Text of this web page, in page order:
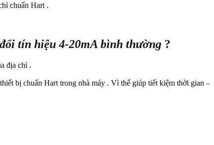
chuẩn Hart .
tín hiệu 4-20mA bình thường ?
địa chỉ .
bị chuẩn Hart trong nhà máy . Vì thế giúp tiết kiệm thời gian –